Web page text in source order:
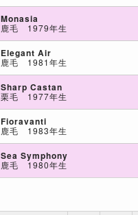
Monasia
鹿毛 1979年生
Elegant Air
鹿毛 1981年生
Sharp Castan
栗毛 1977年生
Fioravanti
鹿毛 1983年生
Sea Symphony
鹿毛 1980年生